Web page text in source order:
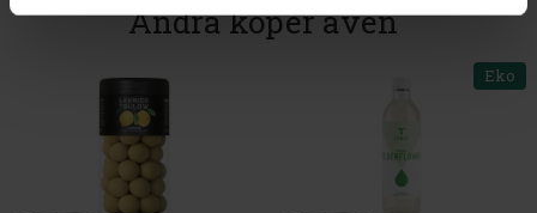
Andra köper även
Eko